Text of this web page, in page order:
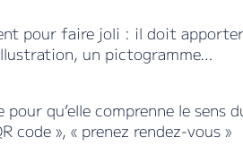
pour faire joli : il doit
un pictogramme…
qu’elle comprenne le
code », « prenez rendez-vous »